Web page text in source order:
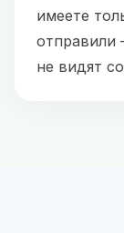
имеете
отправили
не видят